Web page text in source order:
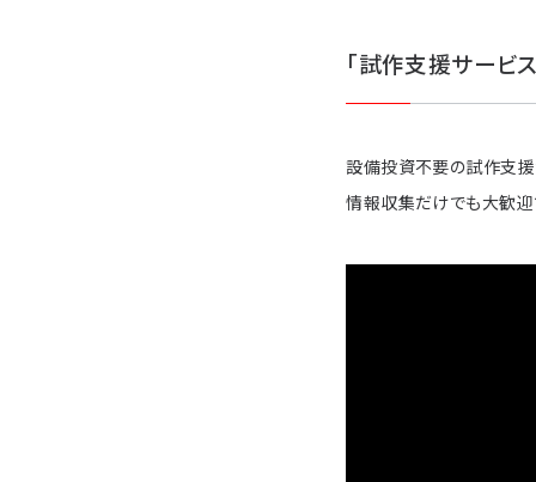
「試作支援サービ
設備投資不要の試作支援
情報収集だけでも大歓迎